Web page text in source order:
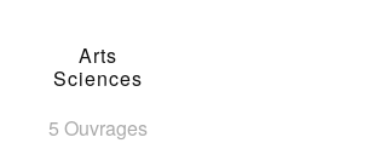
Arts
Sciences
5 Ouvrages